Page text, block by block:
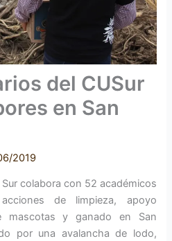
del CUSur
en San
2019
colabora con 52 académicos
de limpieza, apoyo
mascotas y ganado en San
por una avalancha de lodo,